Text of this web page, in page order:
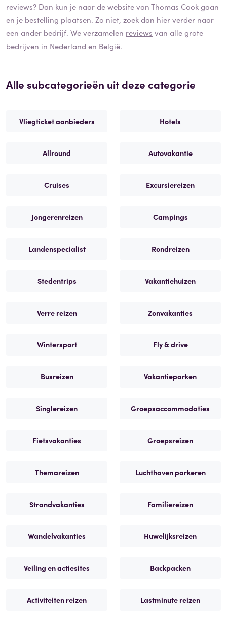
reviews? Dan kun je naar de website vanThomas Cookgaan
en je bestelling plaatsen. Zo niet, zoek dan hier verder naar
een ander bedrijf. We verzamelen reviews van alle grote
bedrijven in Nederland en België.
Alle subcategorieën uit deze categorie
Vliegticket aanbieders Hotels
Allround Autovakantie
Cruises Excursiereizen
Jongerenreizen Campings
Landenspecialist Rondreizen
Stedentrips Vakantiehuizen
Verre reizen Zonvakanties
Wintersport Fly & drive
Busreizen Vakantieparken
Singlereizen Groepsaccommodaties
Fietsvakanties Groepsreizen
Themareizen Luchthaven parkeren
Strandvakanties Familiereizen
Wandelvakanties Huwelijksreizen
Veiling en actiesites Backpacken
Activiteiten reizen Lastminute reizen